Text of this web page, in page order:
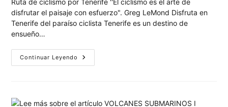
Ruta de ciclismo por Tenerife ''El ciclismo es el arte de
disfrutar el paisaje con esfuerzo". Greg LeMond Disfruta en
Tenerife del paraíso ciclista Tenerife es un destino de
ensueño…
Continuar Leyendo